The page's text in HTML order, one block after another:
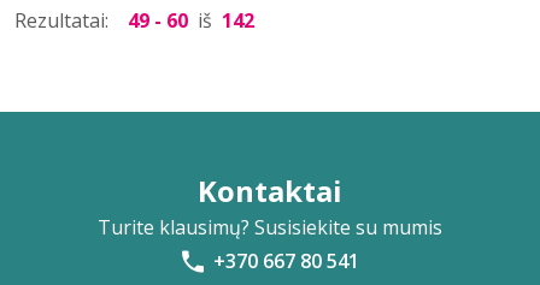
Rezultatai: 49 - 60 iš 142
Kontaktai
Turite klausimų? Susisiekite su mumis
+370 667 80 541